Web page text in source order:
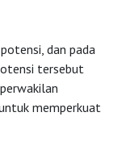
dan pada
tersebut
memperkuat